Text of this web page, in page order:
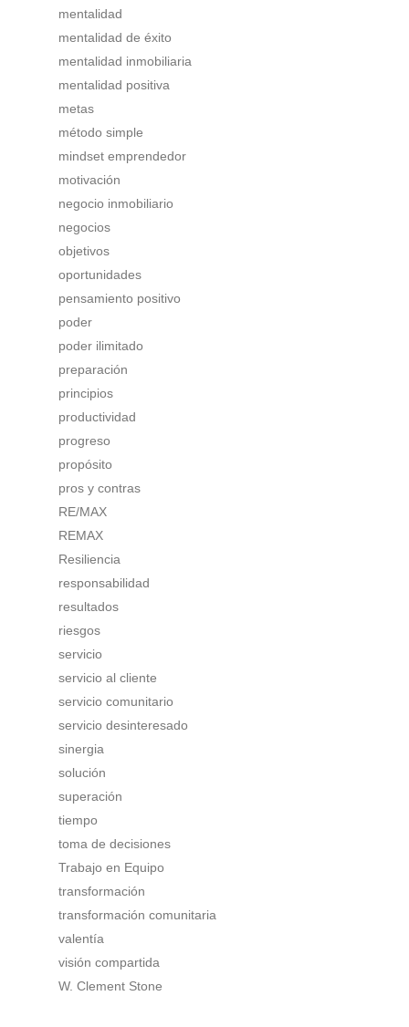
mentalidad
mentalidad de éxito
mentalidad inmobiliaria
mentalidad positiva
metas
método simple
mindset emprendedor
motivación
negocio inmobiliario
negocios
objetivos
oportunidades
pensamiento positivo
poder
poder ilimitado
preparación
principios
productividad
progreso
propósito
pros y contras
RE/MAX
REMAX
Resiliencia
responsabilidad
resultados
riesgos
servicio
servicio al cliente
servicio comunitario
servicio desinteresado
sinergia
solución
superación
tiempo
toma de decisiones
Trabajo en Equipo
transformación
transformación comunitaria
valentía
visión compartida
W. Clement Stone